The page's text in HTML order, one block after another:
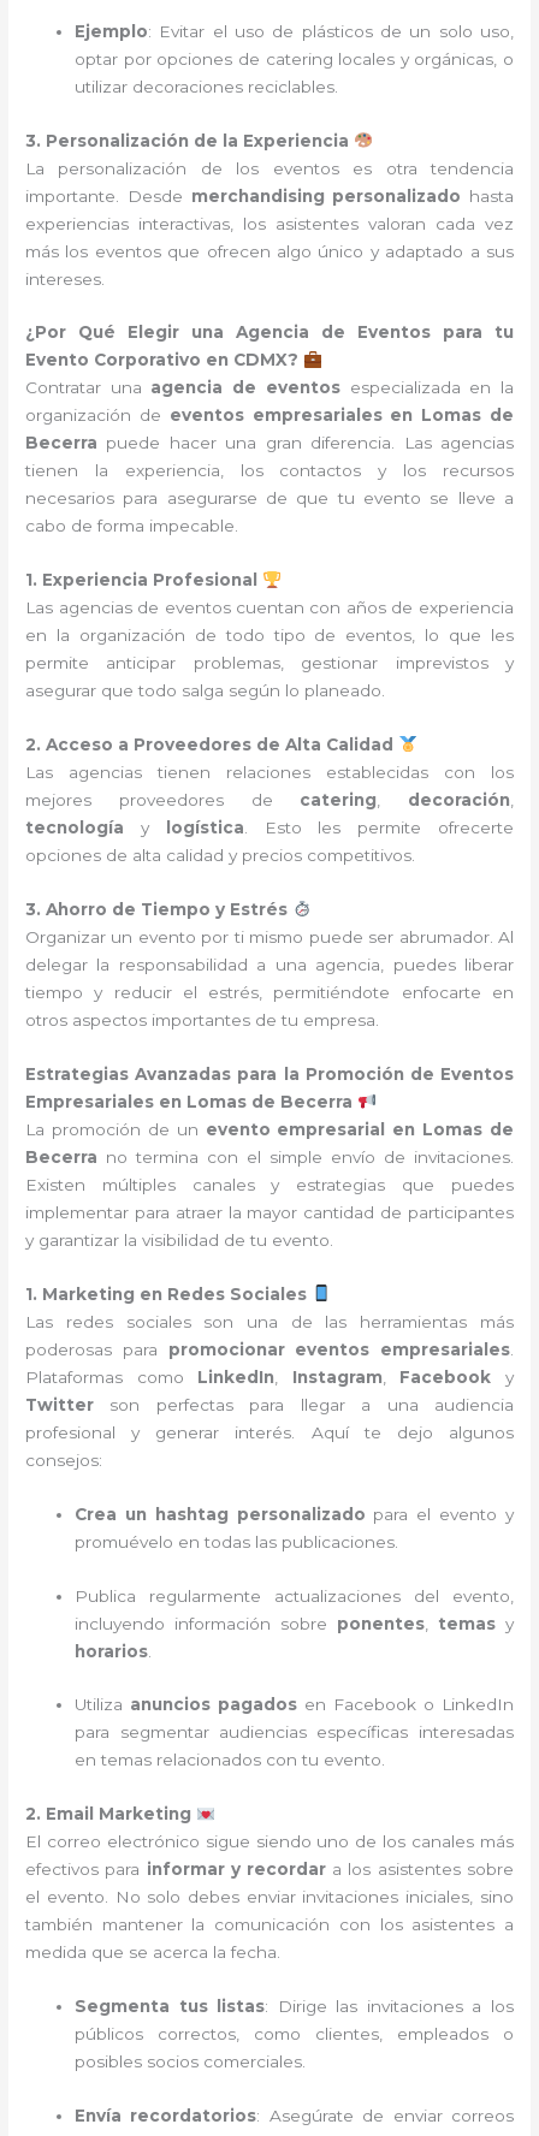
Ejemplo: Evitar el uso de plásticos de un solo uso,
optar por opciones de catering locales y orgánicas, o
utilizar decoraciones reciclables.
3. Personalización de la Experiencia
La personalización de los eventos es otra tendencia
importante. Desde merchandising personalizado hasta
experiencias interactivas, los asistentes valoran cada vez
más los eventos que ofrecen algo único y adaptado a sus
intereses.
¿Por Qué Elegir una Agencia de Eventos para tu
Evento Corporativo en CDMX?
Contratar una agencia de eventosespecializada en la
organización de eventos empresariales en Lomas de
Becerra puede hacer una gran diferencia. Las agencias
tienen la experiencia, los contactos y los recursos
necesarios para asegurarse de que tu evento se lleve a
cabo de forma impecable.
1. Experiencia Profesional
Las agencias de eventos cuentan con años de experiencia
en la organización de todo tipo de eventos, lo que les
permite anticipar problemas, gestionar imprevistos y
asegurar que todo salga según lo planeado.
2. Acceso a Proveedores de Alta Calidad
Las agencias tienen relaciones establecidas con los
mejores proveedores de catering decoración
tecnología y logística . Esto les permite ofrecerte
opciones de alta calidad y precios competitivos.
3. Ahorro de Tiempo y Estrés
Organizar un evento por ti mismo puede ser abrumador. Al
delegar la responsabilidad a una agencia, puedes liberar
tiempo y reducir el estrés, permitiéndote enfocarte en
otros aspectos importantes de tu empresa.
Estrategias Avanzadas para la Promoción de Eventos
Empresariales en Lomas de Becerra
La promoción de un evento empresarial en Lomas de
Becerra no termina con el simple envío de invitaciones.
Existen múltiples canales y estrategias que puedes
implementar para atraer la mayor cantidad de participantes
y garantizar la visibilidad de tu evento.
1. Marketing en Redes Sociales
Las redes sociales son una de las herramientas más
poderosas para promocionar eventos empresariales.
Plataformas como LinkedIn Instagram Facebook y
Twitter son perfectas para llegar a una audiencia
profesional y generar interés. Aquí te dejo algunos
consejos:
Crea un hashtag personalizado para el evento y
promuévelo en todas las publicaciones.
Publica regularmente actualizaciones del evento,
incluyendo información sobre ponentes temas y
horarios
Utiliza anuncios pagados en Facebook o LinkedIn
para segmentar audiencias específicas interesadas
en temas relacionados con tu evento.
2. Email Marketing
El correo electrónico sigue siendo uno de los canales más
efectivos para informar y recordar a los asistentes sobre
el evento. No solo debes enviar invitaciones iniciales, sino
también mantener la comunicación con los asistentes a
medida que se acerca la fecha.
Segmenta tus listas: Dirige las invitaciones a los
públicos correctos, como clientes, empleados o
posibles socios comerciales.
Envía recordatorios: Asegúrate de enviar correos